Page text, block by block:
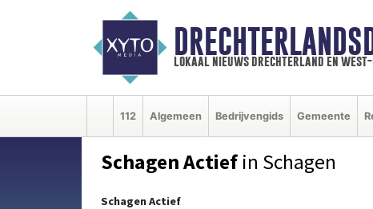
lokaal nieuws drechterland en
112 Algemeen Bedrijvengids Gemeente
Schagen Actief in Schagen
Schagen Actief